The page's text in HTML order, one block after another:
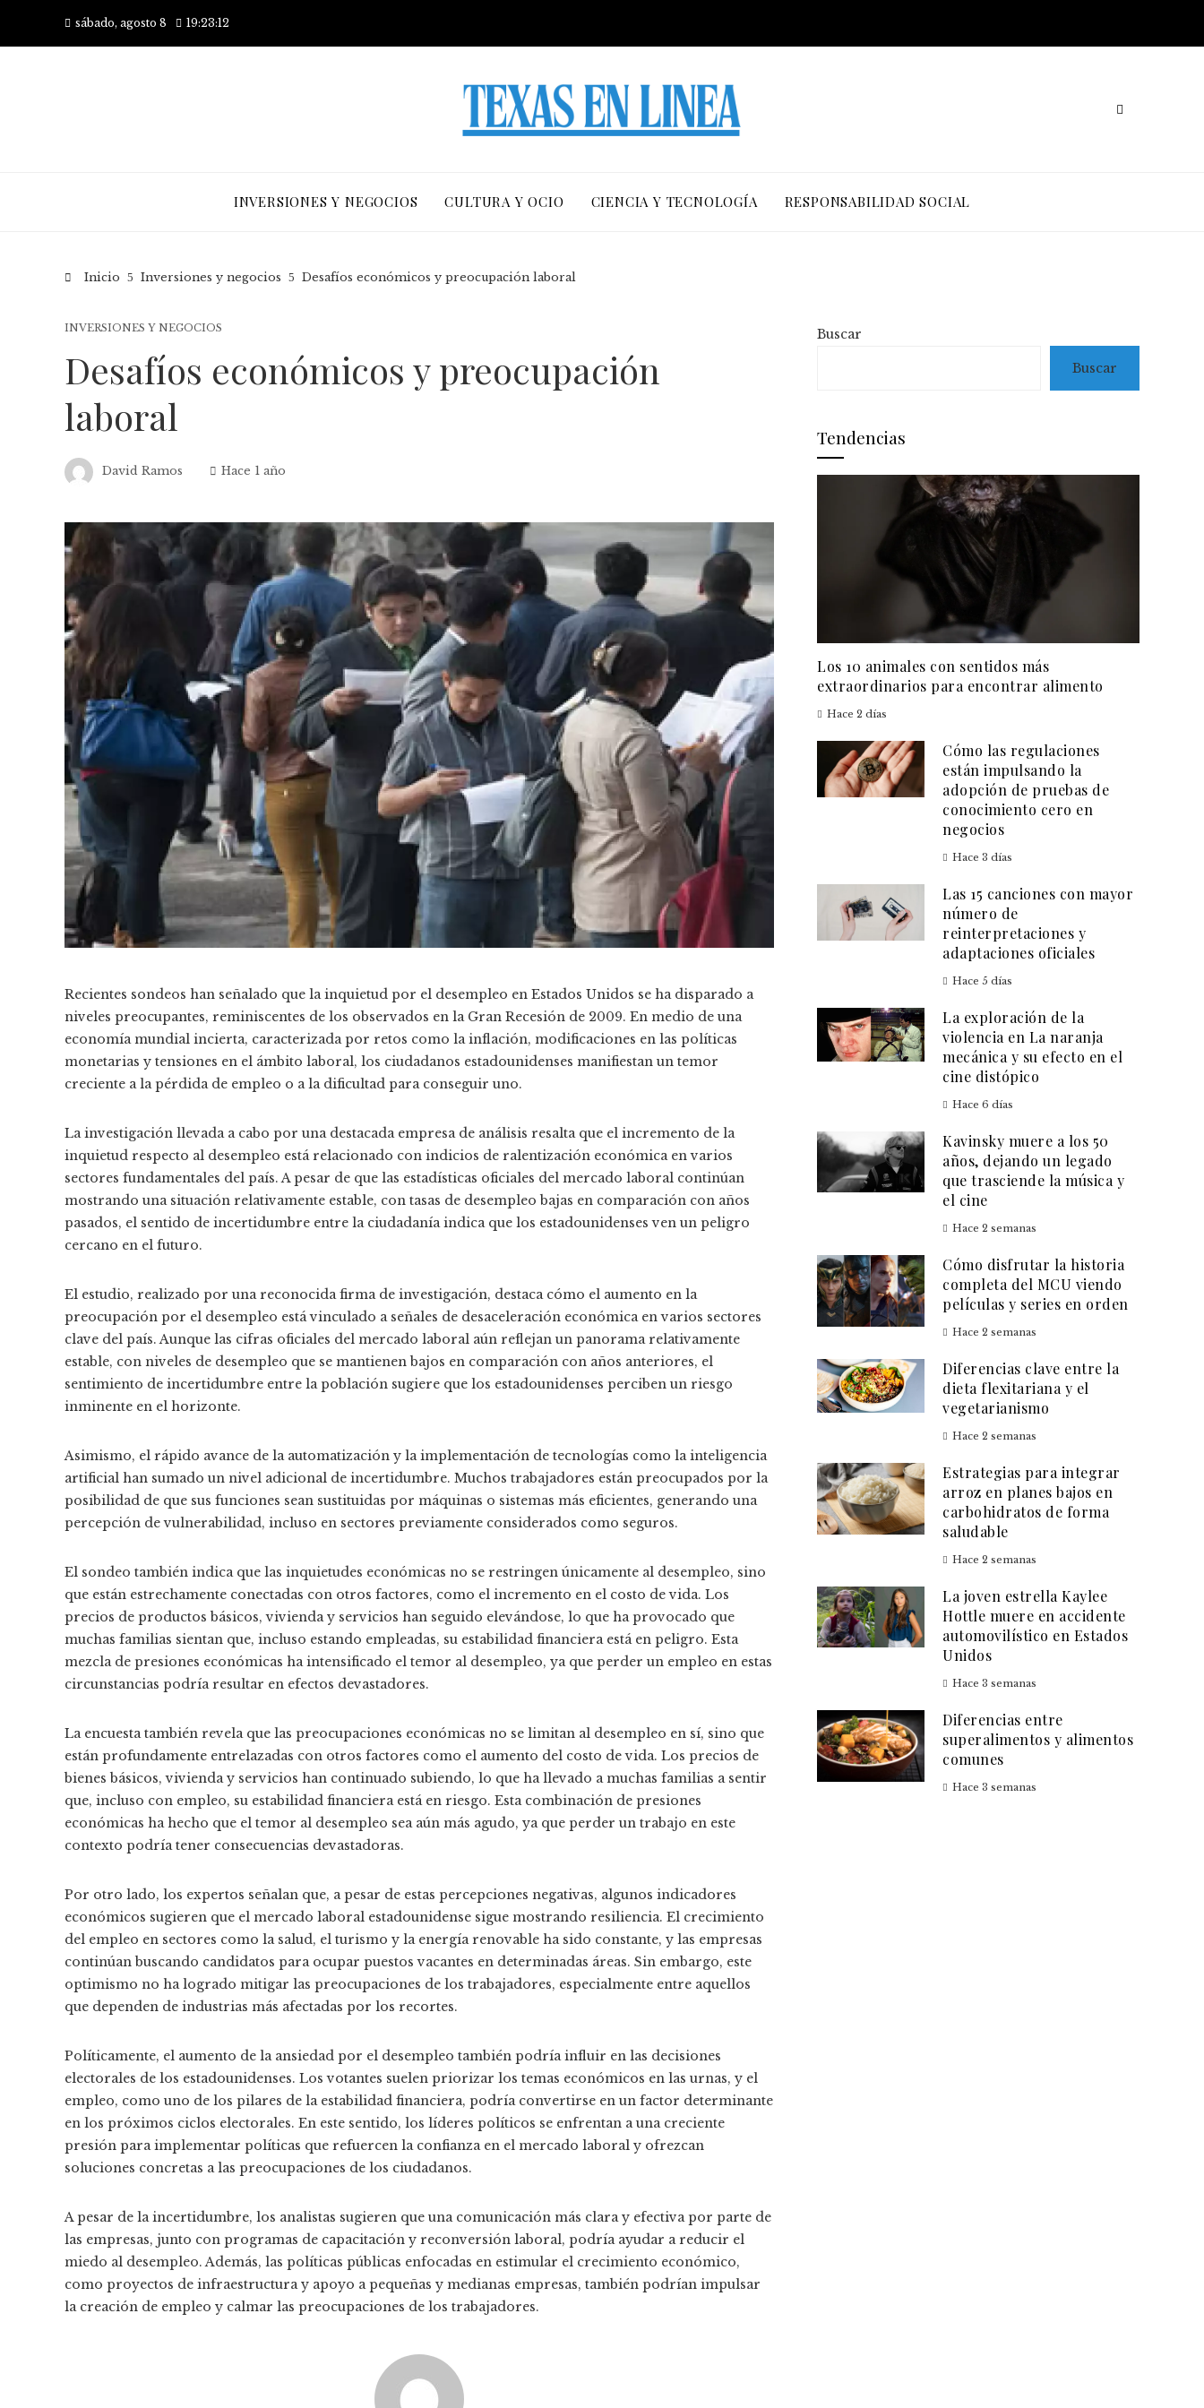
sábado, agosto 8 19:23:13
INVERSIONES Y NEGOCIOS CULTURA Y OCIO CIENCIA Y TECNOLOGÍA RESPONSABILIDAD SOCIAL
Inicio Inversiones y negocios Desafíos económicos y preocupación laboral
INVERSIONES Y NEGOCIOS
Desafíos económicos y preocupación
laboral
David Ramos Hace 1 año
Recientes sondeos han señalado que la inquietud por el desempleo en Estados Unidos se ha disparado a
niveles preocupantes, reminiscentes de los observados en la Gran Recesión de 2009. En medio de una
economía mundial incierta, caracterizada por retos como la inflación, modificaciones en las políticas
monetarias y tensiones en el ámbito laboral, los ciudadanos estadounidenses manifiestan un temor
creciente a la pérdida de empleo o a la dificultad para conseguir uno.
La investigación llevada a cabo por una destacada empresa de análisis resalta que el incremento de la
inquietud respecto al desempleo está relacionado con indicios de ralentización económica en varios
sectores fundamentales del país. A pesar de que las estadísticas oficiales del mercado laboral continúan
mostrando una situación relativamente estable, con tasas de desempleo bajas en comparación con años
pasados, el sentido de incertidumbre entre la ciudadanía indica que los estadounidenses ven un peligro
cercano en el futuro.
El estudio, realizado por una reconocida firma de investigación, destaca cómo el aumento en la
preocupación por el desempleo está vinculado a señales de desaceleración económica en varios sectores
clave del país. Aunque las cifras oficiales del mercado laboral aún reflejan un panorama relativamente
estable, con niveles de desempleo que se mantienen bajos en comparación con años anteriores, el
sentimiento de incertidumbre entre la población sugiere que los estadounidenses perciben un riesgo
inminente en el horizonte.
Asimismo, el rápido avance de la automatización y la implementación de tecnologías como la inteligencia
artificial han sumado un nivel adicional de incertidumbre. Muchos trabajadores están preocupados por la
posibilidad de que sus funciones sean sustituidas por máquinas o sistemas más eficientes, generando una
percepción de vulnerabilidad, incluso en sectores previamente considerados como seguros.
El sondeo también indica que las inquietudes económicas no se restringen únicamente al desempleo, sino
que están estrechamente conectadas con otros factores, como el incremento en el costo de vida. Los
precios de productos básicos, vivienda y servicios han seguido elevándose, lo que ha provocado que
muchas familias sientan que, incluso estando empleadas, su estabilidad financiera está en peligro. Esta
mezcla de presiones económicas ha intensificado el temor al desempleo, ya que perder un empleo en estas
circunstancias podría resultar en efectos devastadores.
La encuesta también revela que las preocupaciones económicas no se limitan al desempleo en sí, sino que
están profundamente entrelazadas con otros factores como el aumento del costo de vida. Los precios de
bienes básicos, vivienda y servicios han continuado subiendo, lo que ha llevado a muchas familias a sentir
que, incluso con empleo, su estabilidad financiera está en riesgo. Esta combinación de presiones
económicas ha hecho que el temor al desempleo sea aún más agudo, ya que perder un trabajo en este
contexto podría tener consecuencias devastadoras.
Por otro lado, los expertos señalan que, a pesar de estas percepciones negativas, algunos indicadores
económicos sugieren que el mercado laboral estadounidense sigue mostrando resiliencia. El crecimiento
del empleo en sectores como la salud, el turismo y la energía renovable ha sido constante, y las empresas
continúan buscando candidatos para ocupar puestos vacantes en determinadas áreas. Sin embargo, este
optimismo no ha logrado mitigar las preocupaciones de los trabajadores, especialmente entre aquellos
que dependen de industrias más afectadas por los recortes.
Políticamente, el aumento de la ansiedad por el desempleo también podría influir en las decisiones
electorales de los estadounidenses. Los votantes suelen priorizar los temas económicos en las urnas, y el
empleo, como uno de los pilares de la estabilidad financiera, podría convertirse en un factor determinante
en los próximos ciclos electorales. En este sentido, los líderes políticos se enfrentan a una creciente
presión para implementar políticas que refuercen la confianza en el mercado laboral y ofrezcan
soluciones concretas a las preocupaciones de los ciudadanos.
A pesar de la incertidumbre, los analistas sugieren que una comunicación más clara y efectiva por parte de
las empresas, junto con programas de capacitación y reconversión laboral, podría ayudar a reducir el
miedo al desempleo. Además, las políticas públicas enfocadas en estimular el crecimiento económico,
como proyectos de infraestructura y apoyo a pequeñas y medianas empresas, también podrían impulsar
la creación de empleo y calmar las preocupaciones de los trabajadores.
Buscar
Buscar
Tendencias
Los 10 animales con sentidos más
extraordinarios para encontrar alimento
Hace 2 días
Cómo las regulaciones
están impulsando la
adopción de pruebas de
conocimiento cero en
negocios
Hace 3 días
Las 15 canciones con mayor
número de
reinterpretaciones y
adaptaciones oficiales
Hace 5 días
La exploración de la
violencia en La naranja
mecánica y su efecto en el
cine distópico
Hace 6 días
Kavinsky muere a los 50
años, dejando un legado
que trasciende la música y
el cine
Hace 2 semanas
Cómo disfrutar la historia
completa del MCU viendo
películas y series en orden
Hace 2 semanas
Diferencias clave entre la
dieta flexitariana y el
vegetarianismo
Hace 2 semanas
Estrategias para integrar
arroz en planes bajos en
carbohidratos de forma
saludable
Hace 2 semanas
La joven estrella Kaylee
Hottle muere en accidente
automovilístico en Estados
Unidos
Hace 3 semanas
Diferencias entre
superalimentos y alimentos
comunes
Hace 3 semanas